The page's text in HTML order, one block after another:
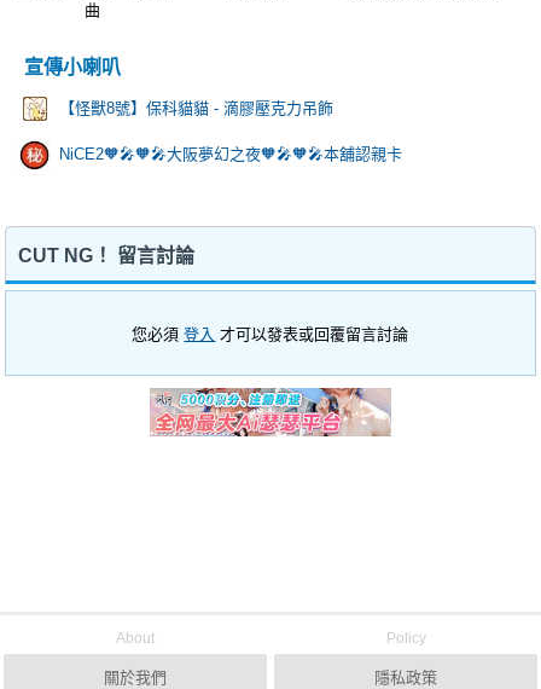
曲
宣傳小喇叭
【怪獸8號】保科貓貓 - 滴膠壓克力吊飾
NiCE2🧡🎤🧡🎤大阪夢幻之夜🧡🎤🧡🎤本舖認親卡
CUT NG！ 留言討論
您必須登入 才可以發表或回覆留言討論
About
關於我們
Policy
隱私政策